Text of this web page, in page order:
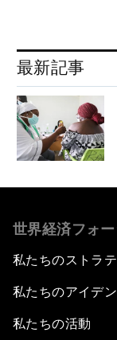
最新記事
世界経済フォ
私たちのストラ
私たちのアイデ
私たちの活動